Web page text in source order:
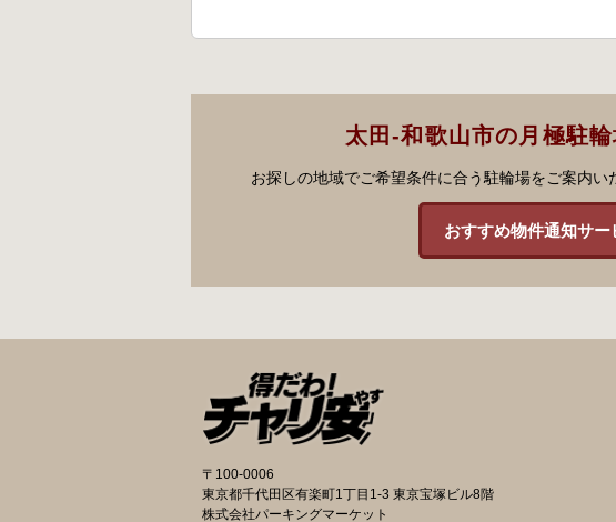
太田-和歌山市の月極駐
お探しの地域でご希望条件に合う駐輪場をご案内い
おすすめ物件通知サー
〒100-0006
東京都千代田区有楽町1丁目1-3 東京宝塚ビル8階
株式会社パーキングマーケット